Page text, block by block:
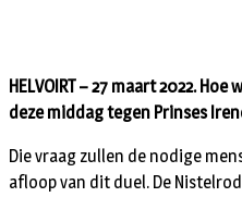
HELVOIRT – 27 maart 2022.
deze middag tegen Prinses
Die vraag zullen de nodige
afloop van dit duel. De